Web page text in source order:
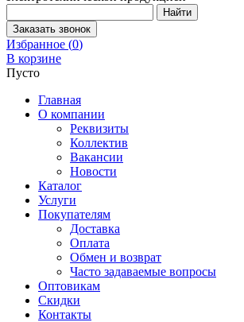
Избранное (0)
В корзине
Пусто
Главная
О компании
Реквизиты
Коллектив
Вакансии
Новости
Каталог
Услуги
Покупателям
Доставка
Оплата
Обмен и возврат
Часто задаваемые вопросы
Оптовикам
Скидки
Контакты